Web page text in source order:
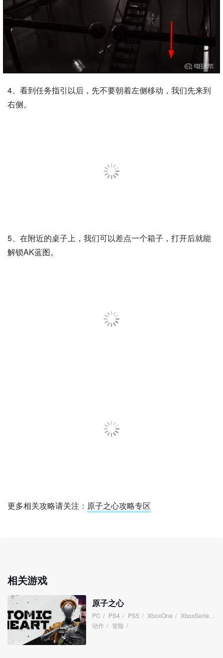
4、看到任务指引以后，先不要朝着左侧移动，我们先来到
右侧。
5、在附近的桌子上，我们可以差点一个箱子，打开后就能
解锁AK蓝图。
更多相关攻略请关注： 原子之心攻略专区
相关游戏
原子之心
PC / PS4 / PS5 / XboxOne / XboxSeries
动作 / 冒险 /